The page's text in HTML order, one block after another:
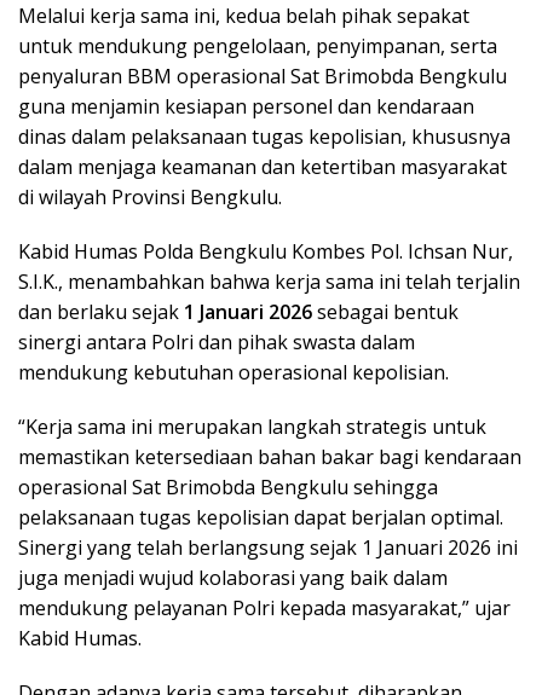
Melalui kerja sama ini, kedua belah pihak sepakat
untuk mendukung pengelolaan, penyimpanan, serta
penyaluran BBM operasional Sat Brimobda Bengkulu
guna menjamin kesiapan personel dan kendaraan
dinas dalam pelaksanaan tugas kepolisian, khususnya
dalam menjaga keamanan dan ketertiban masyarakat
di wilayah Provinsi Bengkulu.
Kabid Humas Polda Bengkulu Kombes Pol. Ichsan Nur,
S.I.K., menambahkan bahwa kerja sama ini telah terjalin
dan berlaku sejak 1 Januari 2026sebagai bentuk
sinergi antara Polri dan pihak swasta dalam
mendukung kebutuhan operasional kepolisian.
“Kerja sama ini merupakan langkah strategis untuk
memastikan ketersediaan bahan bakar bagi kendaraan
operasional Sat Brimobda Bengkulu sehingga
pelaksanaan tugas kepolisian dapat berjalan optimal.
Sinergi yang telah berlangsung sejak 1 Januari 2026 ini
juga menjadi wujud kolaborasi yang baik dalam
mendukung pelayanan Polri kepada masyarakat,” ujar
Kabid Humas.